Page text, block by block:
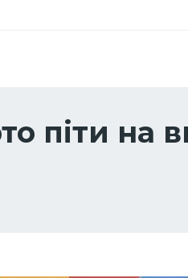
піти на